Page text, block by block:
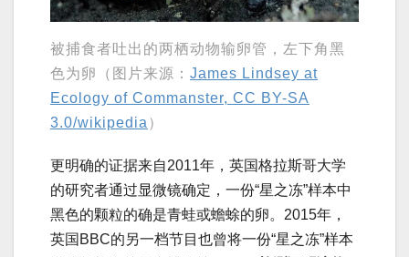
被捕食者吐出的两栖动物输卵管，左下角黑
色为卵（图片来源： James Lindsey at
Ecology of Commanster, CC BY-SA
3.0/wikipedia ）
更明确的证据来自2011年，英国格拉斯哥大学
的研究者通过显微镜确定，一份“星之冻”样本中
黑色的颗粒的确是青蛙或蟾蜍的卵。2015年，
英国BBC的另一档节目也曾将一份“星之冻”样本